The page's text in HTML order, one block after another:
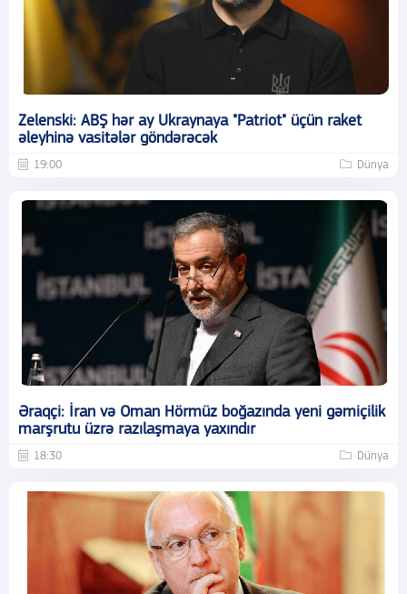
Zelenski: ABŞ hər ay Ukraynaya "Patriot" üçün raket
əleyhinə vasitələr göndərəcək
19:00 Dünya
Əraqçi: İran və Oman Hörmüz boğazında yeni gəmiçilik
marşrutu üzrə razılaşmaya yaxındır
18:30 Dünya